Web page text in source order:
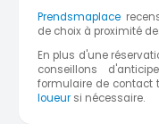
Prendsmaplace
de choix à proximité
En plus d'une
conseillons
formulaire de contact
loueur si nécessaire.